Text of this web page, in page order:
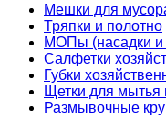
Мешки для
Тряпки и полотно
МОПы (насадки и
Салфетки
Губки
Щетки для мытья
Размывочные